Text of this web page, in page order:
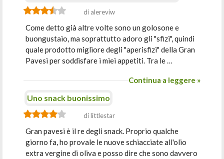
di alereviw
Come detto già altre volte sono un golosone e
buongustaio, ma soprattutto adoro gli "sfizi", quindi
quale prodotto migliore degli "aperisfizi" della Gran
Pavesi per soddisfare i miei appetiti. Tra le …
Continua a leggere »
Uno snack buonissimo
di littlestar
Gran pavesi è il re degli snack. Proprio qualche
giorno fa, ho provale le nuove schiacciate all'olio
extra vergine di oliva e posso dire che sono davvero